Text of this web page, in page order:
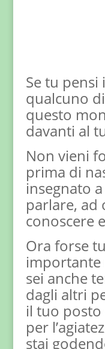
Se tu
qualcuno
questo
davanti al
Non vieni
prima di
insegnato
parlare, ad
conoscere
Ora forse
importante
sei anche
dagli altri
il tuo posto
per
stai